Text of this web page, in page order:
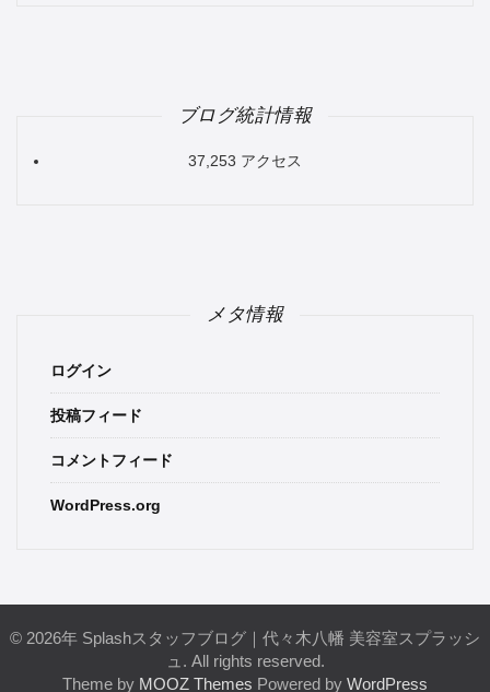
ブログ統計情報
37,253 アクセス
メタ情報
ログイン
投稿フィード
コメントフィード
WordPress.org
© 2026年 Splashスタッフブログ｜代々木八幡 美容室スプラッシ
ュ. All rights reserved.
Theme by MOOZ Themes Powered by WordPress